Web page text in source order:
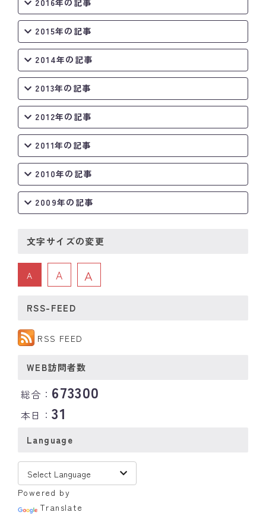
2016年の記事
2015年の記事
2014年の記事
2013年の記事
2012年の記事
2011年の記事
2010年の記事
2009年の記事
文字サイズの変更
A A A
RSS-FEED
RSS FEED
WEB訪問者数
総合： 673300
本日：31
Language
Powered by
Translate